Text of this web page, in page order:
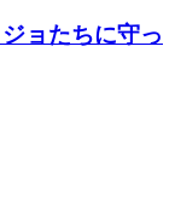
ョたちに守っ